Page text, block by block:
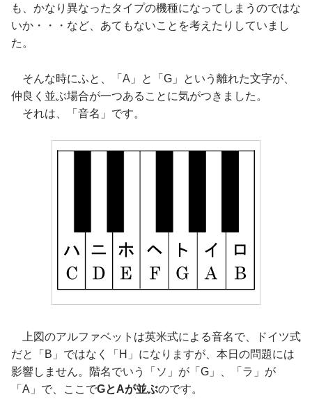
も、かなり異なったタイプの機種になってしまうのではな
いか・・・など、あてもないことを考えたりしていまし
た。
そんな時にふと、「A」と「G」という離れた文字が、
仲良く並ぶ場合が一つあることに気がつきました。
それは、「音名」です。
上図のアルファベットは英米式による音名で、ドイツ式
だと「B」ではなく「H」になりますが、本日の問題には
影響しません。階名でいう「ソ」が「G」、「ラ」が
「A」で、ここでGとAが並ぶのです。